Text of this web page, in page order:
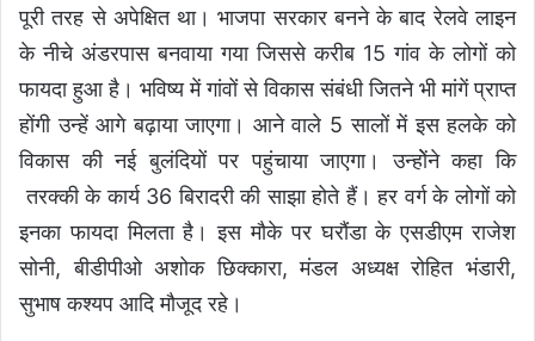
पूरी तरह से अपेक्षित था। भाजपा सरकार बनने के बाद रेलवे लाइन
के नीचे अंडरपास बनवाया गया जिससे करीब 15 गांव के लोगों को
फायदा हुआ है। भविष्य में गांवों से विकास संबंधी जितने भी मांगें प्राप्त
होंगी उन्हें आगे बढ़ाया जाएगा। आने वाले 5 सालों में इस हलके को
विकास की नई बुलंदियों पर पहुंचाया जाएगा। उन्होेंने कहा कि
तरक्की के कार्य 36 बिरादरी की साझा होते हैं। हर वर्ग के लोगों को
इनका फायदा मिलता है। इस मौके पर घरौंडा के एसडीएम राजेश
सोनी, बीडीपीओ अशोक छिक्कारा, मंडल अध्यक्ष रोहित भंडारी,
सुभाष कश्यप आदि मौजूद रहे।